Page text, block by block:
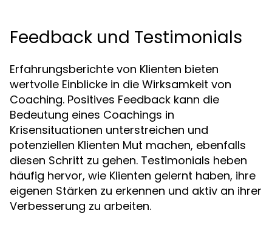
Feedback und Testimonials
Erfahrungsberichte von Klienten bieten
wertvolle Einblicke in die Wirksamkeit von
Coaching. Positives Feedback kann die
Bedeutung eines Coachings in
Krisensituationen unterstreichen und
potenziellen Klienten Mut machen, ebenfalls
diesen Schritt zu gehen. Testimonials heben
häufig hervor, wie Klienten gelernt haben, ihre
eigenen Stärken zu erkennen und aktiv an ihrer
Verbesserung zu arbeiten.